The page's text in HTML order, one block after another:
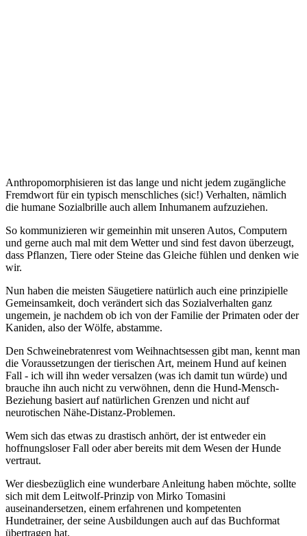
Anthropomorphisieren ist das lange und nicht jedem zugängliche
Fremdwort für ein typisch menschliches (sic!) Verhalten, nämlich
die humane Sozialbrille auch allem Inhumanem aufzuziehen.
So kommunizieren wir gemeinhin mit unseren Autos, Computern
und gerne auch mal mit dem Wetter und sind fest davon überzeugt,
dass Pflanzen, Tiere oder Steine das Gleiche fühlen und denken wie
wir.
Nun haben die meisten Säugetiere natürlich auch eine prinzipielle
Gemeinsamkeit, doch verändert sich das Sozialverhalten ganz
ungemein, je nachdem ob ich von der Familie der Primaten oder der
Kaniden, also der Wölfe, abstamme.
Den Schweinebratenrest vom Weihnachtsessen gibt man, kennt man
die Voraussetzungen der tierischen Art, meinem Hund auf keinen
Fall - ich will ihn weder versalzen (was ich damit tun würde) und
brauche ihn auch nicht zu verwöhnen, denn die Hund-Mensch-
Beziehung basiert auf natürlichen Grenzen und nicht auf
neurotischen Nähe-Distanz-Problemen.
Wem sich das etwas zu drastisch anhört, der ist entweder ein
hoffnungsloser Fall oder aber bereits mit dem Wesen der Hunde
vertraut.
Wer diesbezüglich eine wunderbare Anleitung haben möchte, sollte
sich mit dem Leitwolf-Prinzip von Mirko Tomasini
auseinandersetzen, einem erfahrenen und kompetenten
Hundetrainer, der seine Ausbildungen auch auf das Buchformat
übertragen hat.